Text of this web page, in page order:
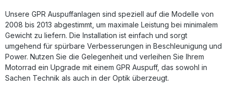
Unsere GPR Auspuffanlagen sind speziell auf die Modelle von
2008 bis 2013 abgestimmt, um maximale Leistung bei minimalem
Gewicht zu liefern. Die Installation ist einfach und sorgt
umgehend für spürbare Verbesserungen in Beschleunigung und
Power. Nutzen Sie die Gelegenheit und verleihen Sie Ihrem
Motorrad ein Upgrade mit einem GPR Auspuff, das sowohl in
Sachen Technik als auch in der Optik überzeugt.